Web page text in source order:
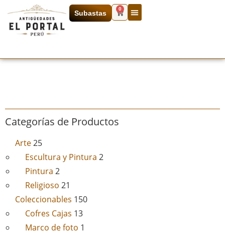
Subastas
0
Categorías de Productos
Arte25
Escultura y Pintura 2
Pintura 2
Religioso 21
Coleccionables 150
Cofres Cajas 13
Marco de foto 1